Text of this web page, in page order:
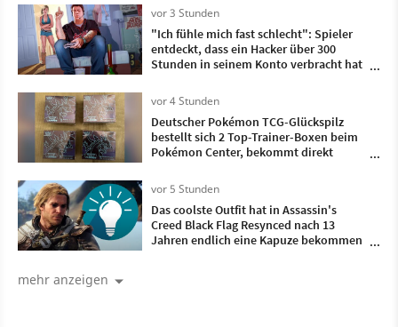
vor 3 Stunden
"Ich fühle mich fast schlecht": Spieler
entdeckt, dass ein Hacker über 300
Stunden in seinem Konto verbracht hat
vor 4 Stunden
Deutscher Pokémon TCG-Glückspilz
bestellt sich 2 Top-Trainer-Boxen beim
Pokémon Center, bekommt direkt
vor 5 Stunden
Das coolste Outfit hat in Assassin's
Creed Black Flag Resynced nach 13
Jahren endlich eine Kapuze bekommen
mehr anzeigen